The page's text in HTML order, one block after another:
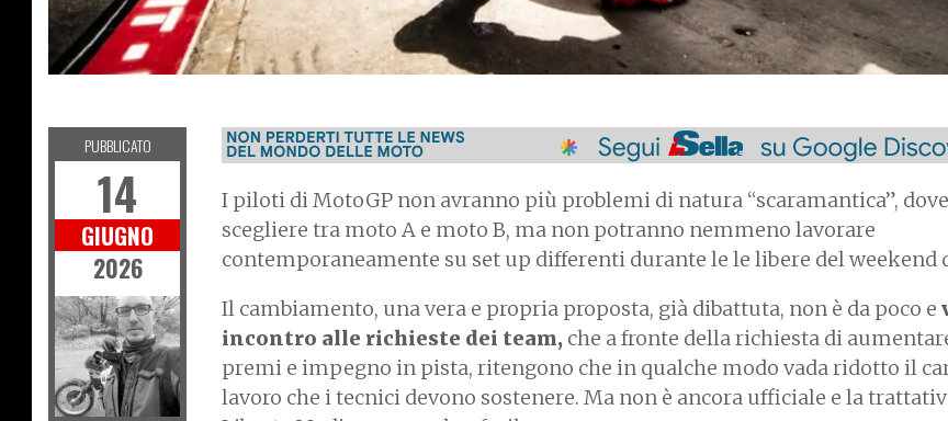
I piloti di MotoGP non avranno più problemi di natura “scaramantica”,
scegliere tra moto A e moto B, ma non potranno nemmeno lavorare
contemporaneamente su set up differenti durante le le libere del weekend
Il cambiamento, una vera e propria proposta, già dibattuta, non è da poco e
incontro alle richieste dei team, che a fronte della richiesta di
premi e impegno in pista, ritengono che in qualche modo vada ridotto il
lavoro che i tecnici devono sostenere. Ma non è ancora ufficiale e la
PUBBLICATO
14
GIUGNO
2026